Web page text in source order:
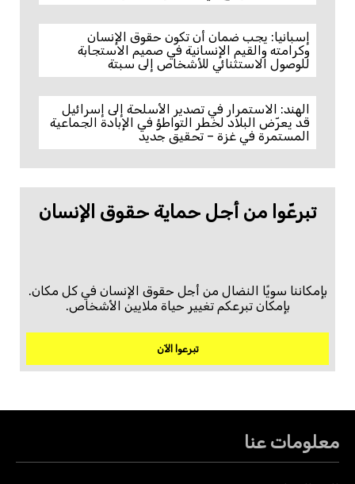
إسبانيا: يجب ضمان أن تكون حقوق الإنسان
وكرامته والقيم الإنسانية في صميم الاستجابة
للوصول الاستثنائي للأشخاص إلى سبتة
الهند: الاستمرار في تصدير الأسلحة إلى إسرائيل
قد يعرّض البلاد لخطر التواطؤ في الإبادة الجماعية
المستمرة في غزة – تحقيق جديد
تبرعّوا من أجل حماية حقوق الإنسان
بإمكاننا سويًا النضال من أجل حقوق الإنسان في كل مكان.
بإمكان تبرعكم تغيير حياة ملايين الأشخاص.
تبرعوا الآن
معلومات عنا